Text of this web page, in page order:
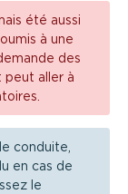
été aussi
à une
des
peut aller à
conduite,
en cas de
le